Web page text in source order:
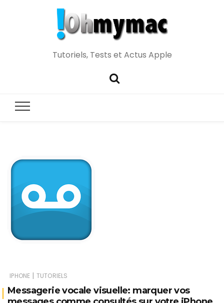
Tutoriels, Tests et Actus Apple
IPHONE | TUTORIELS
Messagerie vocale visuelle: marquer vos